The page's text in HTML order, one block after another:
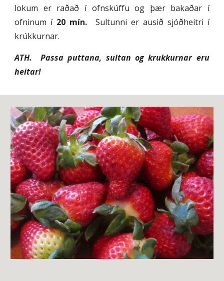
lokum er raðað í ofnskúffu og þær bakaðar í
ofninum í 20 mín. Sultunni er ausið sjóðheitri í
krúkkurnar.
ATH. Passa puttana, sultan og krukkurnar eru
heitar!